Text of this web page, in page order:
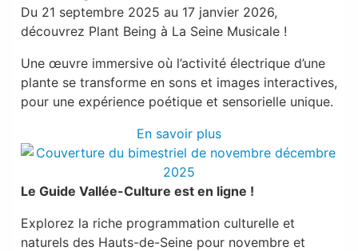
Du 21 septembre 2025 au 17 janvier 2026,
découvrez Plant Being à La Seine Musicale !
Une œuvre immersive où l’activité électrique d’une
plante se transforme en sons et images interactives,
pour une expérience poétique et sensorielle unique.
En savoir plus
Le Guide Vallée-Culture est en ligne !
Explorez la riche programmation culturelle et
naturels des Hauts-de-Seine pour novembre et